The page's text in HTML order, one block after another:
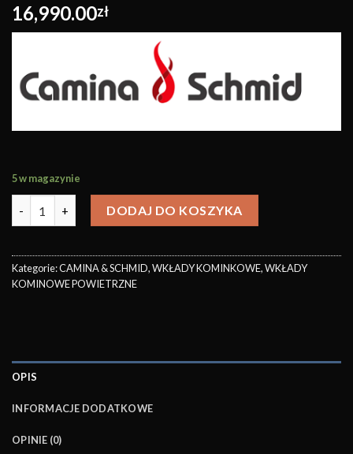
16,990.00zł
5 w magazynie
DODAJ DO KOSZYKA
Kategorie:CAMINA & SCHMID,WKŁADY KOMINKOWE,WKŁADY
KOMINOWE POWIETRZNE
OPIS
INFORMACJE DODATKOWE
OPINIE (0)